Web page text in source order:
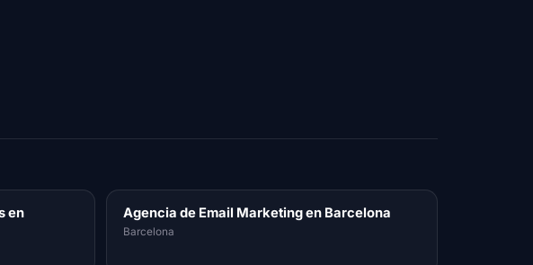
en
Agencia de Email Marketing en Barcelona
Barcelona